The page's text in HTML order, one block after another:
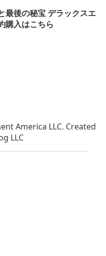
最後の秘宝 デラックスエ
購入はこちら
America LLC. Created
LLC